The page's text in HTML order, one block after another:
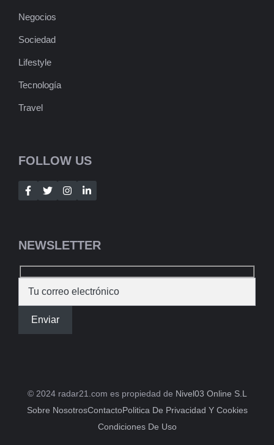
Negocios
Sociedad
Lifestyle
Tecnología
Travel
FOLLOW US
NEWSLETTER
© 2024 radar21.com es propiedad de Nivel03 Online S.L
Sobre NosotrosContactoPolitica De Privacidad Y Cookies
Condiciones De Uso